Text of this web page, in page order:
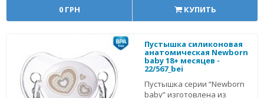
0 ГРН КУПИТЬ
Пустышка силиконовая
анатомическая Newborn
baby 18+ месяцев -
22/567_bei
Пустышка серии “Newborn
baby” изготовлена из